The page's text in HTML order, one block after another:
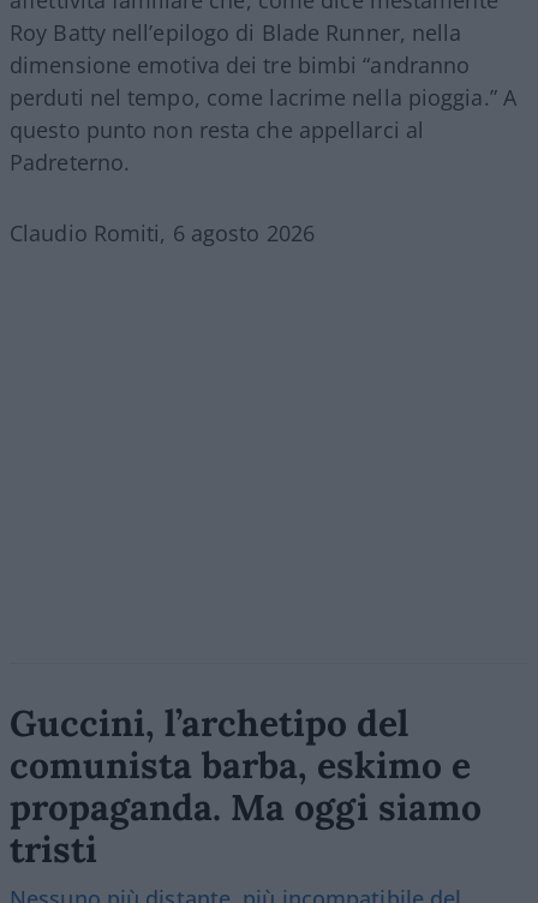
Roy Batty nell’epilogo di Blade Runner, nella
dimensione emotiva dei tre bimbi “andranno
perduti nel tempo, come lacrime nella pioggia.” A
questo punto non resta che appellarci al
Padreterno.
Claudio Romiti, 6 agosto 2026
Guccini, l’archetipo del
comunista barba, eskimo e
propaganda. Ma oggi siamo
tristi